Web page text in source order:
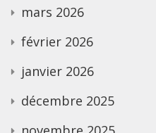
mars 2026
février 2026
janvier 2026
décembre 2025